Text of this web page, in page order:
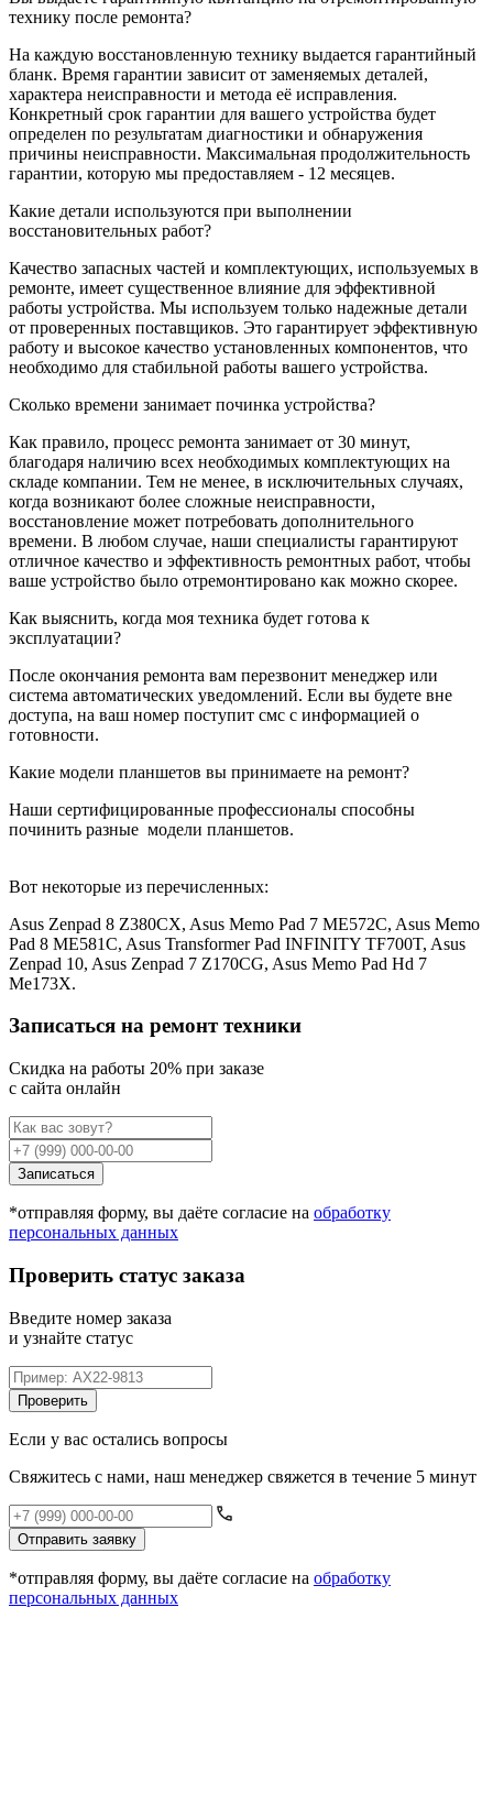
технику после ремонта?
На каждую восстановленную технику выдается гарантийный
бланк. Время гарантии зависит от заменяемых деталей,
характера неисправности и метода её исправления.
Конкретный срок гарантии для вашего устройства будет
определен по результатам диагностики и обнаружения
причины неисправности. Максимальная продолжительность
гарантии, которую мы предоставляем - 12 месяцев.
Какие детали используются при выполнении
восстановительных работ?
Качество запасных частей и комплектующих, используемых в
ремонте, имеет существенное влияние для эффективной
работы устройства. Мы используем только надежные детали
от проверенных поставщиков. Это гарантирует эффективную
работу и высокое качество установленных компонентов, что
необходимо для стабильной работы вашего устройства.
Сколько времени занимает починка устройства?
Как правило, процесс ремонта занимает от 30 минут,
благодаря наличию всех необходимых комплектующих на
складе компании. Тем не менее, в исключительных случаях,
когда возникают более сложные неисправности,
восстановление может потребовать дополнительного
времени. В любом случае, наши специалисты гарантируют
отличное качество и эффективность ремонтных работ, чтобы
ваше устройство было отремонтировано как можно скорее.
Как выяснить, когда моя техника будет готова к
эксплуатации?
После окончания ремонта вам перезвонит менеджер или
система автоматических уведомлений. Если вы будете вне
доступа, на ваш номер поступит смс с информацией о
готовности.
Какие модели планшетов вы принимаете на ремонт?
Наши сертифицированные профессионалы способны
починить разные модели планшетов.
Вот некоторые из перечисленных:
Asus Zenpad 8 Z380CX, Asus Memo Pad 7 ME572C, Asus Memo
Pad 8 ME581C, Asus Transformer Pad INFINITY TF700T, Asus
Zenpad 10, Asus Zenpad 7 Z170CG, Asus Memo Pad Hd 7
Me173X.
Записаться на ремонт техники
Cкидка на работы 20% при заказе
с сайта онлайн
Записаться
*отправляя форму, вы даёте согласие на обработку
персональных данных
Проверить статус заказа
Введите номер заказа
и узнайте статус
Проверить
Если у вас остались вопросы
Свяжитесь с нами, наш менеджер свяжется в течение 5 минут
Отправить заявку
*отправляя форму, вы даёте согласие на обработку
персональных данных